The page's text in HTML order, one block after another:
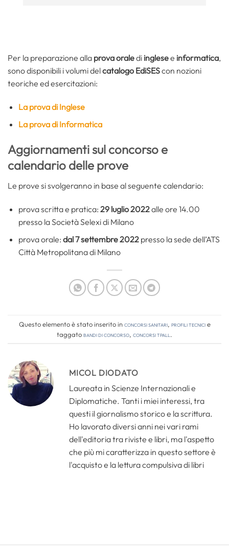
Per la preparazione alla prova oraledi inglesee informatica,
sono disponibili i volumi delcatalogo EdiSEScon nozioni
teoriche ed esercitazioni:
La prova di Inglese
La prova di Informatica
Aggiornamenti sul concorso e
calendario delle prove
Le prove si svolgeranno in base al seguente calendario:
prova scritta e pratica: 29 luglio 2022alle ore 14.00
presso la Società Selexi di Milano
prova orale: dal 7 settembre 2022presso la sede dell’ATS
Città Metropolitana di Milano
Questo elemento è stato inserito inConcorsi Sanitari, Profili tecnicie
taggatobandi di concorso, concorsi tpall .
MICOL DIODATO
Laureata in Scienze Internazionali e
Diplomatiche. Tanti i miei interessi, tra
questi il giornalismo storico e la scrittura.
Ho lavorato diversi anni nei vari rami
dell'editoria tra riviste e libri, ma l'aspetto
che più mi caratterizza in questo settore è
l'acquisto e la lettura compulsiva di libri